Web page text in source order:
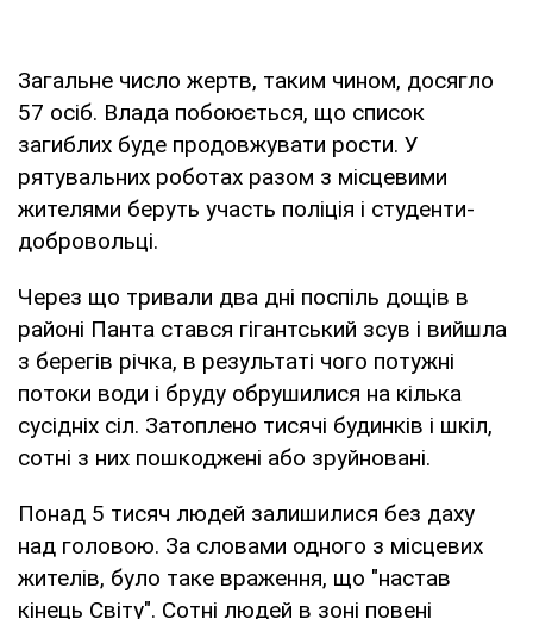
Загальне число жертв, таким чином, досягло
57 осіб. Влада побоюється, що список
загиблих буде продовжувати рости. У
рятувальних роботах разом з місцевими
жителями беруть участь поліція і студенти-
добровольці.
Через що тривали два дні поспіль дощів в
районі Панта стався гігантський зсув і вийшла
з берегів річка, в результаті чого потужні
потоки води і бруду обрушилися на кілька
сусідніх сіл. Затоплено тисячі будинків і шкіл,
сотні з них пошкоджені або зруйновані.
Понад 5 тисяч людей залишилися без даху
над головою. За словами одного з місцевих
жителів, було таке враження, що "настав
кінець Світу". Сотні людей в зоні повені